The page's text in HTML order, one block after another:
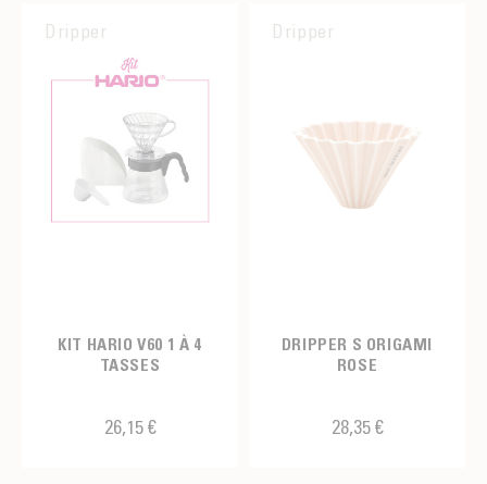
Dripper
KIT HARIO V60 1 À 4
TASSES
26,15 €
Dripper
DRIPPER S ORIGAMI
ROSE
28,35 €